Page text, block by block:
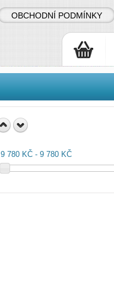
9 780 KČ 9 780 KČ
OBCHODNÍ PODMÍNKY